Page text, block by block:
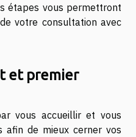
étapes vous permettront
votre consultation avec
et premier
vous accueillir et vous
afin de mieux cerner vos